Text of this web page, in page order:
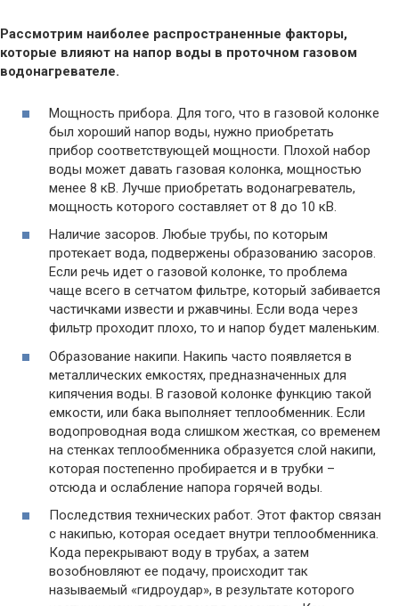
Рассмотрим наиболее распространенные факторы,
которые влияют на напор воды в проточном газовом
водонагревателе.
Мощность прибора. Для того, что в газовой колонке
был хороший напор воды, нужно приобретать
прибор соответствующей мощности. Плохой набор
воды может давать газовая колонка, мощностью
менее 8 кВ. Лучше приобретать водонагреватель,
мощность которого составляет от 8 до 10 кВ.
Наличие засоров. Любые трубы, по которым
протекает вода, подвержены образованию засоров.
Если речь идет о газовой колонке, то проблема
чаще всего в сетчатом фильтре, который забивается
частичками извести и ржавчины. Если вода через
фильтр проходит плохо, то и напор будет маленьким.
Образование накипи. Накипь часто появляется в
металлических емкостях, предназначенных для
кипячения воды. В газовой колонке функцию такой
емкости, или бака выполняет теплообменник. Если
водопроводная вода слишком жесткая, со временем
на стенках теплообменника образуется слой накипи,
которая постепенно пробирается и в трубки –
отсюда и ослабление напора горячей воды.
Последствия технических работ. Этот фактор связан
с накипью, которая оседает внутри теплообменника.
Кода перекрывают воду в трубах, а затем
возобновляют ее подачу, происходит так
называемый «гидроудар», в результате которого